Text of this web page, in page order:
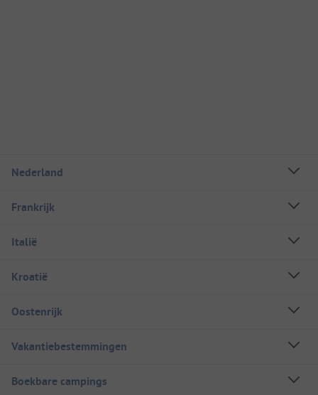
Nederland
Frankrijk
Italië
Kroatië
Oostenrijk
Vakantiebestemmingen
Boekbare campings